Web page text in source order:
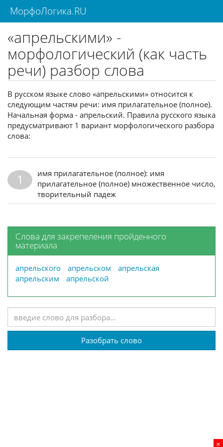
МорфоЛогика.RU
«апрельскими» -
морфологический (как часть
речи) разбор слова
×
В русском языке слово «апрельскими» относится к
следующим частям речи: имя прилагательное (полное).
Начальная форма - апрельский. Правила русского языка
предусматривают 1 вариант морфологического разбора
слова:
1
имя прилагательное (полное): имя
прилагательное (полное) множественное число,
творительный падеж
Слова для закрепеления пройденного
материала
апрельского апрельском
апрельская
апрельским
апрельской
Разобрать слово